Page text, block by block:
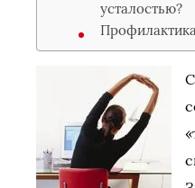
усталостью?